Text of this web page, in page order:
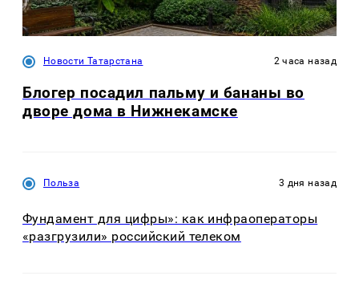
Новости Татарстана 2 часа назад
Блогер посадил пальму и бананы во
дворе дома в Нижнекамске
Польза 3 дня назад
Фундамент для цифры»: как инфраоператоры
«разгрузили» российский телеком